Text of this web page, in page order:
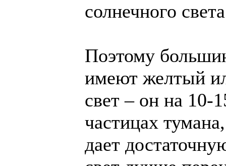
солнечного
Поэтому
имеют желтый
свет – он на 10-
частицах
дает